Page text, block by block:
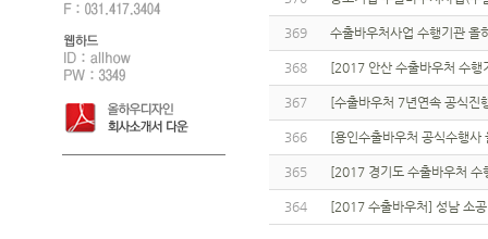
369 수출바우처사업 수행기관
368 [2017 안산 수출바우처 수
367 [수출바우처 7년연속 공식
366 [용인수출바우처 공식수행
365 [2017 경기도 수출바우처
364 [2017 수출바우처] 성남 소